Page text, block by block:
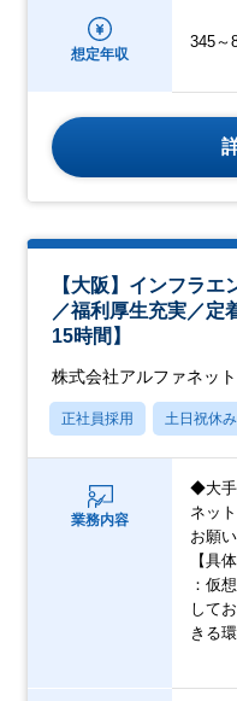
想定年収
345～
【大阪】インフラ
／福利厚生充実／定
15時間】
株式会社アルファネット
正社員採用 土日祝休み
業務内容
◆大手
ネッ
お願
【具
：仮
して
きる